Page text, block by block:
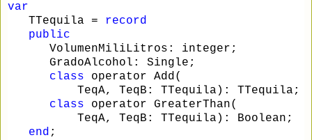
var
   TTequila
=
record
public
      VolumenMiliLitros: integer;
      GradoAlcohol: Single;
class operator Add(
          TeqA, TeqB: TTequila): TTequila;
class operator GreaterThan(
          TeqA, TeqB: TTequila): Boolean;
end ;